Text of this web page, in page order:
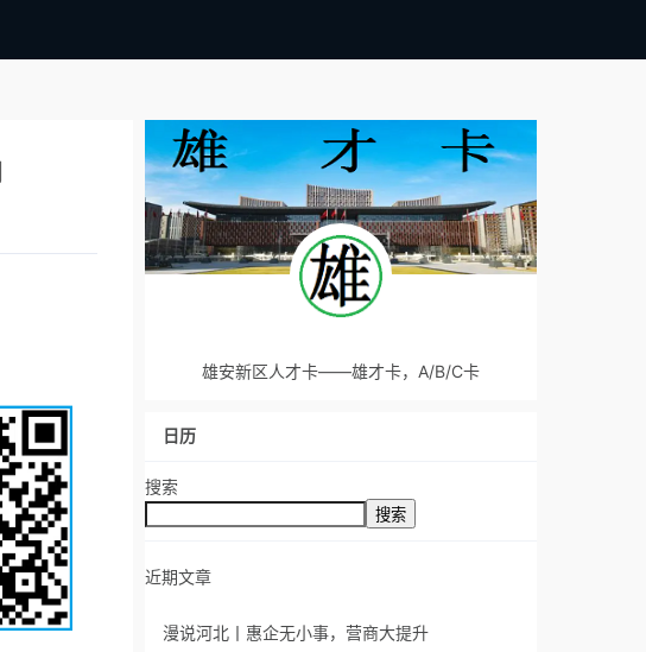
雄安新区人才卡——雄才卡，A/B/C卡
日历
搜索
搜索
近期文章
漫说河北丨惠企无小事，营商大提升